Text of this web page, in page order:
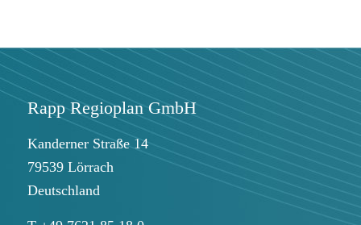
Rapp Regioplan GmbH
Kanderner Straße 14
79539 Lörrach
Deutschland